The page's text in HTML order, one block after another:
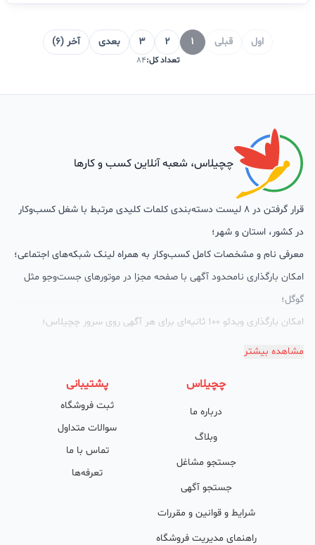
اول قبلی 1
2
3 بعدی آخر (6)
تعداد کل:84
چچیلاس، شعبه آنلاین کسب و کارها
قرار گرفتن در 8 لیست دسته‌بندی کلمات کلیدی مرتبط با شغل کسب‌وکار
در کشور، استان و شهر؛
معرفی نام و مشخصات کامل کسب‌وکار به همراه لینک شبکه‌های اجتماعی؛
امکان بارگذاری نامحدود آگهی با صفحه مجزا در موتورهای جست‌وجو مثل
گوگل؛
امکان بارگذاری ویدئو 100 ثانیه‌ای برای هر آگهی روی سرور چچیلاس؛
گالری تصاویر محصول؛
پشتیبانی حرفه‌ای را هم به سبد خدماتش اضافه کرده است. چچیلاس با
امکان پشتیبان اختصاصی به محض ورود هر کسب‌وکار، نظارت، تحلیل
وکمک پشتیبان‌ها در تولید محتوا و سئونویسی به کسب‌وکارها شرایط را
طوری فراهم کرده که تا الان کسب‌وکارهای فعال در چچیلاس با کلمات
کلیدی بسیار خوبی رتبه دریافت کرده و بازخورد‌های بسیار خوبی گرفته‌اند.
مشاهده بیشتر
چچیلاس
درباره ما
وبلاگ
جستجو مشاغل
جستجو آگهی
شرایط و قوانین و مقررات
راهنمای مدیریت فروشگاه
پشتیبانی
ثبت فروشگاه
سوالات متداول
تماس با ما
تعرفه‌ها